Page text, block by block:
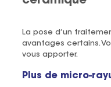
La pose d’un
avantages certains.
vous apporter.
Plus de micro-